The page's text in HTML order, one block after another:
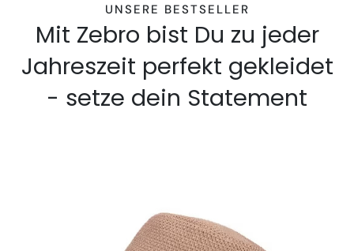
UNSERE BESTSELLER
Mit Zebro bist Du zu jeder
Jahreszeit perfekt gekleidet
- setze dein Statement